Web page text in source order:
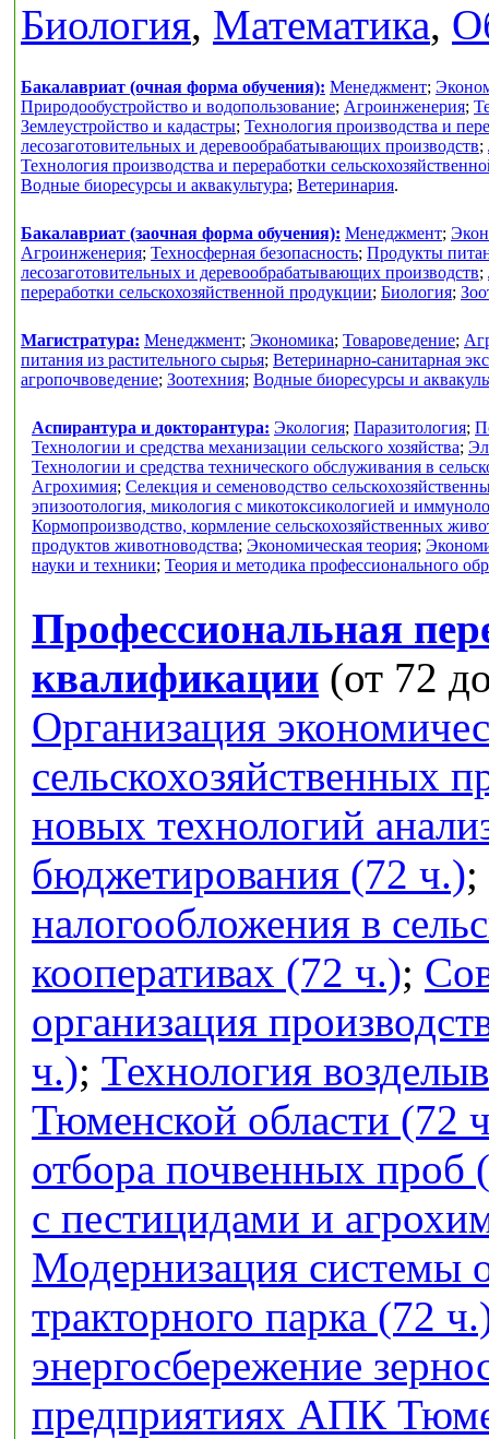
Биология, Математика,
Бакалавриат (очная форма обучения): Менеджмент;
Природообустройство и водопользование; Агроинженерия;
Землеустройство и кадастры; Технология производства и
лесозаготовительных и деревообрабатывающих производств;
Технология производства и переработки
Водные биоресурсы и аквакультура; Ветеринария.
Бакалавриат (заочная форма обучения): Менеджмент;
Агроинженерия; Техносферная безопасность; Продукты
лесозаготовительных и деревообрабатывающих производств;
переработки сельскохозяйственной продукции; Биология;
Магистратура: Менеджмент; Экономика; Товароведение;
питания из растительного сырья; Ветеринарно-санитарная
агропочвоведение; Зоотехния; Водные биоресурсы и
Аспирантура и докторантура: Экология; Паразитология;
Технологии и средства механизации сельского хозяйства;
Технологии и средства технического обслуживания в
Агрохимия; Селекция и семеноводство
эпизоотология, микология с микотоксикологией и
Кормопроизводство, кормление сельскохозяйственных
продуктов животноводства; Экономическая теория;
науки и техники; Теория и методика профессионального
Профессиональная
квалификации (от 72
Организация
сельскохозяйственных
новых технологий
бюджетирования (72 ч.);
налогообложения в
кооперативах (72 ч.);
организация
ч.); Технология
Тюменской области (72
отбора почвенных проб
с пестицидами и
Модернизация системы
тракторного парка (72
энергосбережение
предприятиях АПК